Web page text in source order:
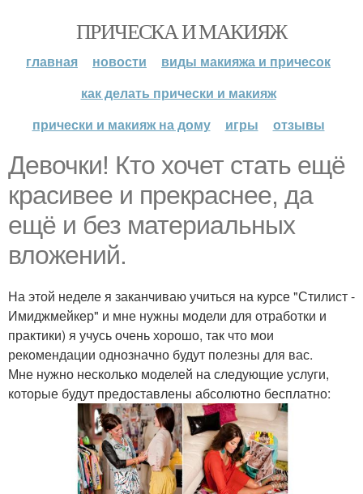
ПРИЧЕСКА И МАКИЯЖ
главная новости
виды макияжа и причесок
как делать прически и макияж
прически и макияж на дому
игры отзывы
Девочки! Кто хочет стать ещё
красивее и прекраснее, да
ещё и без материальных
вложений.
На этой неделе я заканчиваю учиться на курсе "Стилист -
Имиджмейкер" и мне нужны модели для отработки и
практики) я учусь очень хорошо, так что мои
рекомендации однозначно будут полезны для вас.
Мне нужно несколько моделей на следующие услуги,
которые будут предоставлены абсолютно бесплатно: